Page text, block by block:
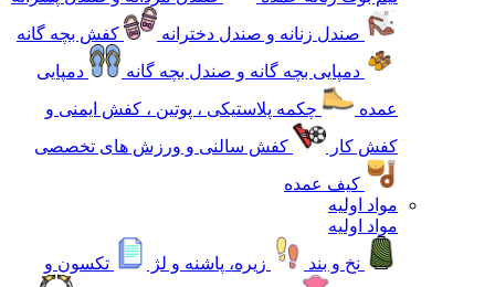
صندل زنانه و صندل دخترانه
کفش بچه گانه
دمپایی بچه گانه و صندل بچه گانه
دمپایی
عمده
چکمه پلاستیکی ، پوتین ، کفش ایمنی و
کفش کار
کفش سالنی و ورزش های تخصصی
کیف عمده
مواد اولیه
مواد اولیه
نخ و بند
زیره، پاشنه و لژ
تکسون و